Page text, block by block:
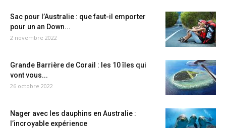
Sac pour l’Australie : que faut-il emporter
pour un an Down...
2 novembre 2022
Grande Barrière de Corail : les 10 îles qui
vont vous...
26 octobre 2022
Nager avec les dauphins en Australie :
l’incroyable expérience